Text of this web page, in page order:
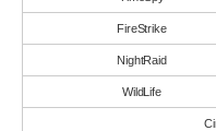
FireStrike
NightRaid
WildLife